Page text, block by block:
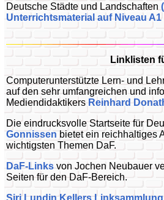
Deutsche Städte und Landschaften
Unterrichtsmaterial auf Niveau A1
Linklisten
Computerunterstützte Lern- und
auf den sehr umfangreichen und
Mediendidaktikers Reinhard
Die eindrucksvolle Startseite für
Gonnissen bietet ein reichhaltiges
wichtigsten Themen DaF.
DaF-Links von Jochen Neubauer
Seiten für den DaF-Bereich.
Siri Lundin Kellers Linksammlung